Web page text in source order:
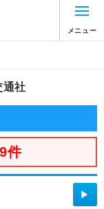
メニュー
通社
件
▶